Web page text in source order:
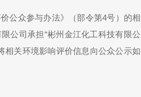
公众参与办法》（部令第4号）的相
公司承担“彬州金江化工科技有限公
相关环境影响评价信息向公众公示如